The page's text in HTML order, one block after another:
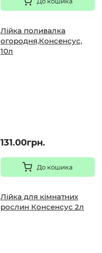
Лійка поливалка
огородня,Консенсус,
10л
131.00грн.
До кошика
Лійка для кімнатних
рослин Консенсус 2л